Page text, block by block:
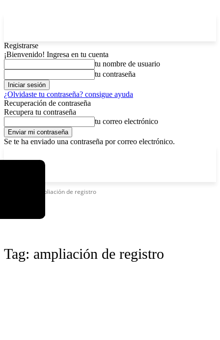
Registrarse
¡Bienvenido! Ingresa en tu cuenta
tu nombre de usuario
tu contraseña
¿Olvidaste tu contraseña? consigue ayuda
Recuperación de contraseña
Recupera tu contraseña
tu correo electrónico
Se te ha enviado una contraseña por correo electrónico.
Ampliación de registro
Tag: ampliación de registro